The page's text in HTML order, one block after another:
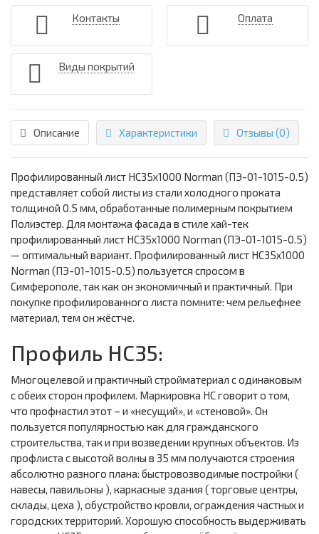
Контакты Оплата
Виды покрытий
Описание Характеристики Отзывы (0)
Профилированный лист НС35х1000 Norman (ПЭ-01-1015-0.5)
представляет собой листы из стали холодного проката
толщиной 0.5 мм, обработанные полимерным покрытием
Полиэстер. Для монтажа фасада в стиле хай-тек
профилированный лист НС35х1000 Norman (ПЭ-01-1015-0.5)
— оптимальный вариант. Профилированный лист НС35х1000
Norman (ПЭ-01-1015-0.5) пользуется спросом в
Симферополе, так как он экономичный и практичный. При
покупке профилированного листа помните: чем рельефнее
материал, тем он жёстче.
Профиль НС35:
Многоцелевой и практичный стройматериал с одинаковым
с обеих сторон профилем. Маркировка НС говорит о том,
что профнастил этот – и «несущий», и «стеновой». Он
пользуется популярностью как для гражданского
строительства, так и при возведении крупных объектов. Из
профлиста с высотой волны в 35 мм получаются строения
абсолютно разного плана: быстровозводимые постройки (
навесы, павильоны ), каркасные здания ( торговые центры,
склады, цеха ), обустройство кровли, ограждения частных и
городских территорий. Хорошую способность выдерживать